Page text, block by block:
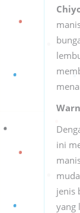
ini
jenis
yang